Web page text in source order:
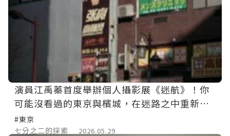
演員江禹蓁首度舉辦個人攝影展《迷航》！你
可能沒看過的東京與檳城，在迷路之中重新看
見世界
#東京
七分之二的探索
2026.05.29